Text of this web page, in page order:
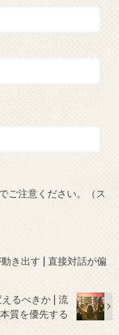
ご注意ください。（ス
き出す | 直接対話が偏
るべきか | 流
質を優先する